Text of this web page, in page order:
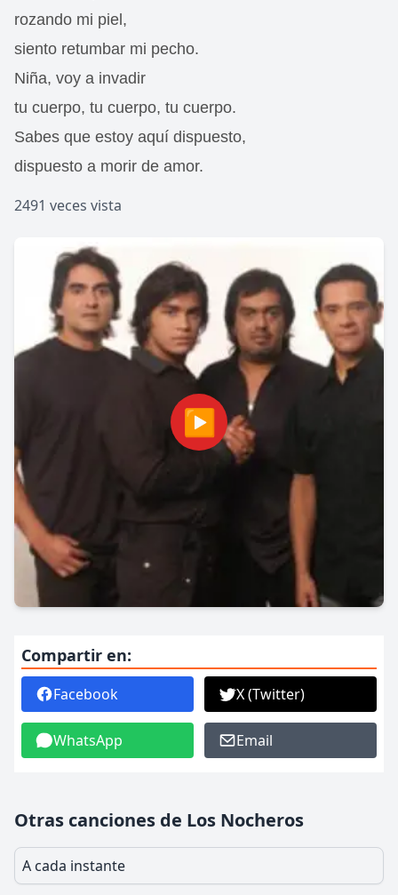
rozando mi piel,
siento retumbar mi pecho.
Niña, voy a invadir
tu cuerpo, tu cuerpo, tu cuerpo.
Sabes que estoy aquí dispuesto,
dispuesto a morir de amor.
2491 veces vista
▶
Compartir en:
Facebook X (Twitter)
WhatsApp Email
Otras canciones de Los Nocheros
A cada instante